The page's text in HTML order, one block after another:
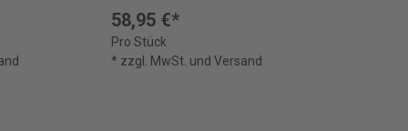
58,95 €*
Pro Stück
* zzgl. MwSt. und Versand